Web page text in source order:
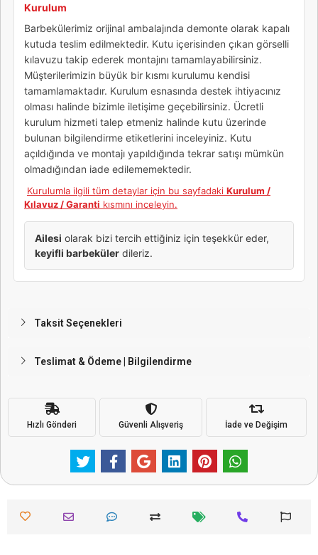
Kurulum
Barbekülerimiz orijinal ambalajında demonte olarak kapalı
kutuda teslim edilmektedir. Kutu içerisinden çıkan görselli
kılavuzu takip ederek montajını tamamlayabilirsiniz.
Müşterilerimizin büyük bir kısmı kurulumu kendisi
tamamlamaktadır. Kurulum esnasında destek ihtiyacınız
olması halinde bizimle iletişime geçebilirsiniz. Ücretli
kurulum hizmeti talep etmeniz halinde kutu üzerinde
bulunan bilgilendirme etiketlerini inceleyiniz. Kutu
açıldığında ve montajı yapıldığında tekrar satışı mümkün
olmadığından iade edilememektedir.
Kurulumla ilgili tüm detaylar için bu sayfadaki Kurulum /
Kılavuz / Garanti kısmını inceleyin.
Ailesi olarak bizi tercih ettiğiniz için teşekkür eder,
keyifli barbeküler dileriz.
Taksit Seçenekleri
Teslimat & Ödeme | Bilgilendirme
Hızlı Gönderi Güvenli Alışveriş İade ve Değişim